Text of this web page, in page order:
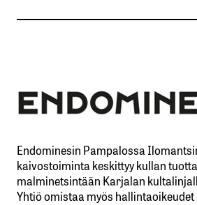
Endominesin Pampalossa
kaivostoiminta keskittyy kullan
malminetsintään Karjalan
Yhtiö omistaa myös